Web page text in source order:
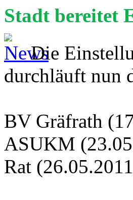
Stadt bereitet
Die
durchläuft nun
BV Gräfrath
ASUKM
Rat